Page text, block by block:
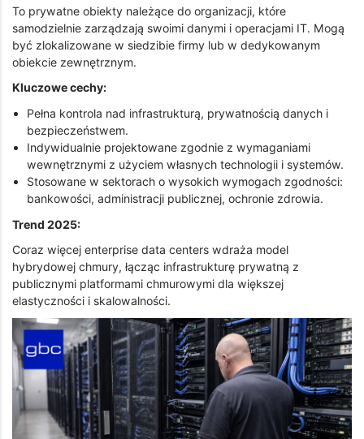
To prywatne obiekty należące do organizacji, które
samodzielnie zarządzają swoimi danymi i operacjami IT. Mogą
być zlokalizowane w siedzibie firmy lub w dedykowanym
obiekcie zewnętrznym.
Kluczowe cechy:
Pełna kontrola nad infrastrukturą, prywatnością danych i
bezpieczeństwem.
Indywidualnie projektowane zgodnie z wymaganiami
wewnętrznymi z użyciem własnych technologii i systemów.
Stosowane w sektorach o wysokich wymogach zgodności:
bankowości, administracji publicznej, ochronie zdrowia.
Trend 2025:
Coraz więcej enterprise data centers wdraża model
hybrydowej chmury, łącząc infrastrukturę prywatną z
publicznymi platformami chmurowymi dla większej
elastyczności i skalowalności.